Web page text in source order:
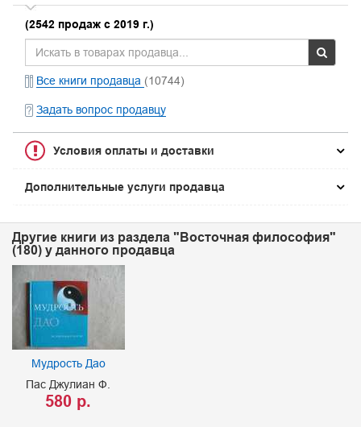
(2542 продаж с 2019 г.)
Все книги продавца (10744)
Задать вопрос продавцу
Условия оплаты и доставки
Дополнительные услуги продавца
Другие книги из раздела "Восточная философия"
(180) у данного продавца
Мудрость Дао
Пас Джулиан Ф.
580 р.